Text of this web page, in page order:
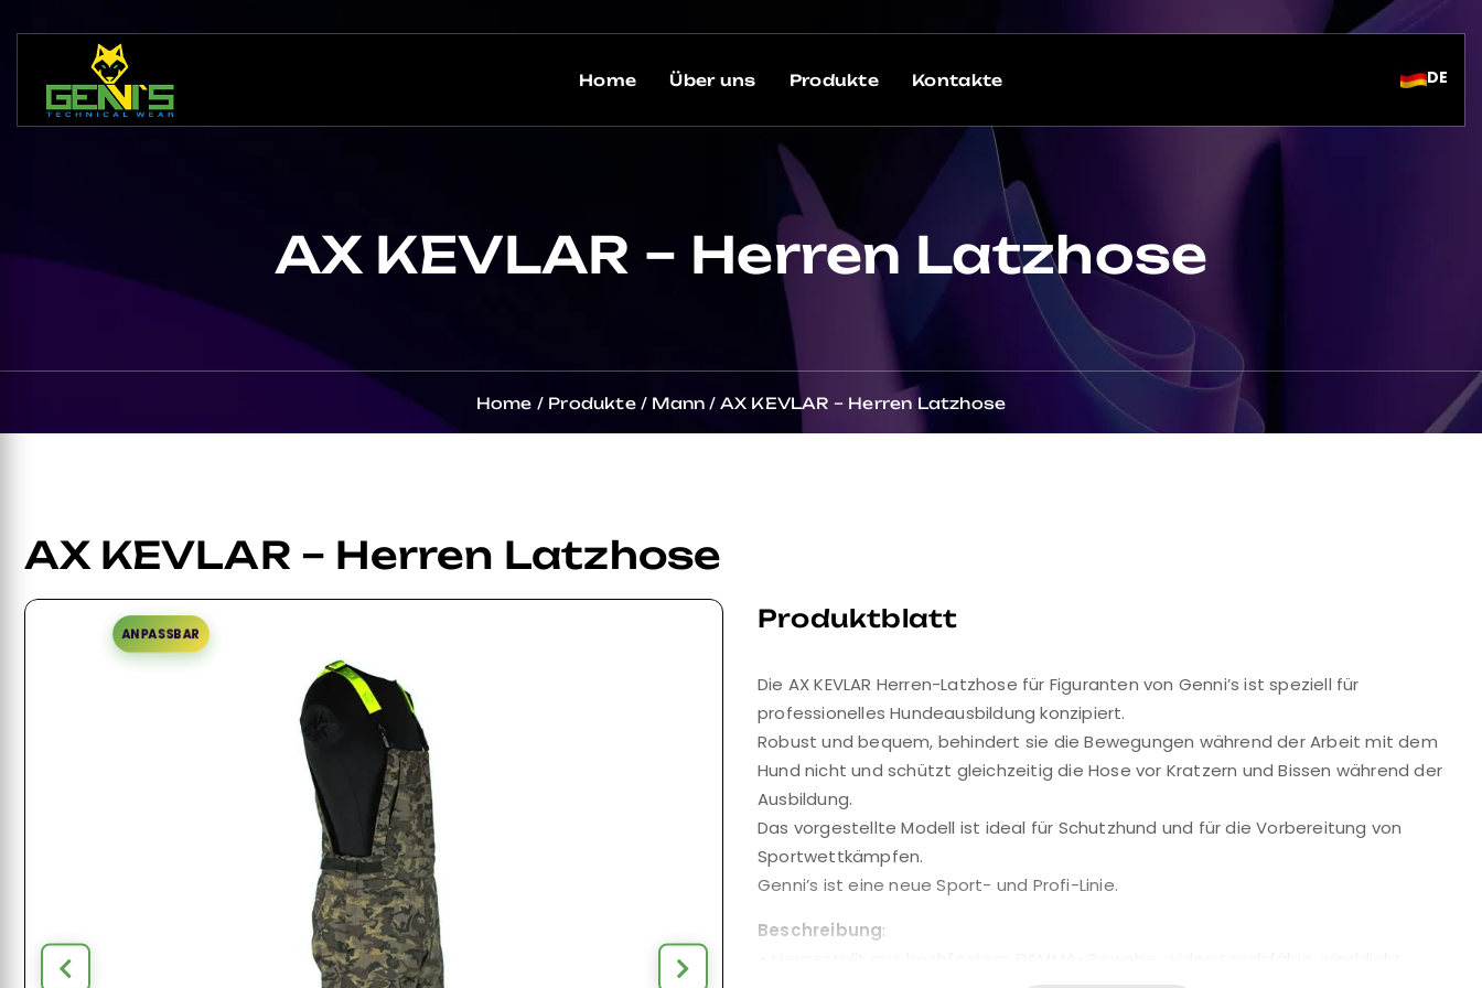
Home Über uns Produkte Kontakte DE
AX KEVLAR – Herren Latzhose
Home / Produkte / Mann / AX KEVLAR – Herren Latzhose
AX KEVLAR – Herren Latzhose
ANPASSBAR
Produktblatt
Die AX KEVLAR Herren-Latzhose für Figuranten von Genni’s ist speziell für
professionelles Hundeausbildung konzipiert.
Robust und bequem, behindert sie die Bewegungen während der Arbeit mit dem
Hund nicht und schützt gleichzeitig die Hose vor Kratzern und Bissen während der
Ausbildung.
Das vorgestellte Modell ist ideal für Schutzhund und für die Vorbereitung von
Sportwettkämpfen.
Genni’s ist eine neue Sport- und Profi-Linie.
Beschreibung: